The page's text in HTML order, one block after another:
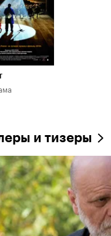
и тизеры